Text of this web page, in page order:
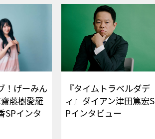
！げーみん
藤樹愛羅
SPインタ
『タイムトラベルダデ
ィ』ダイアン津田篤宏S
Pインタビュー